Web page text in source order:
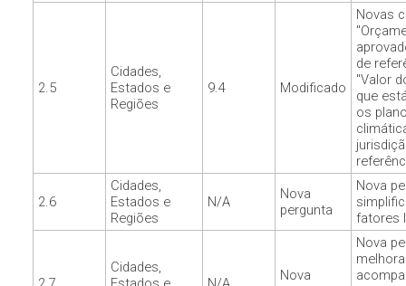
2.5
Cidades,
Estados e
Regiões
9.4 Modificado
Novas
de
"Valor
que
os
2.6
Cidades,
Estados e
Regiões
N/A
Nova
pergunta
Nova
fatores
Cidades,
Nova
Nova